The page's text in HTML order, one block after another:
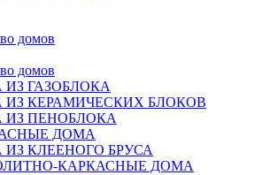
домов
домов
ГАЗОБЛОКА
ИЗ КЕРАМИЧЕСКИХ БЛОКОВ
ИЗ ПЕНОБЛОКА
ДОМА
КЛЕЕНОГО БРУСА
КАРКАСНЫЕ ДОМА